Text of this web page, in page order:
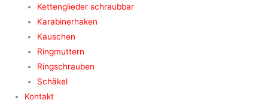
Kettenglieder schraubbar
Karabinerhaken
Kauschen
Ringmuttern
Ringschrauben
Schäkel
Kontakt